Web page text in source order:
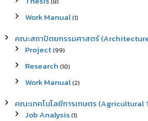
Work Manual(1)
คณะสถาปัตยกรรมศาสตร์
Project(99)
Research (10)
Work Manual(2)
คณะเทคโนโลยีการเกษตร (Agricultural
Job Analysis(1)